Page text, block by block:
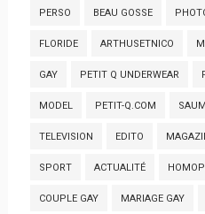
PERSO BEAU GOSSE
FLORIDE ARTHUSETNICO
GAY PETIT Q UNDERWEAR
MODEL PETIT-Q.COM
TELEVISION EDITO
SPORT ACTUALITÉ
COUPLE GAY MARIAGE GAY